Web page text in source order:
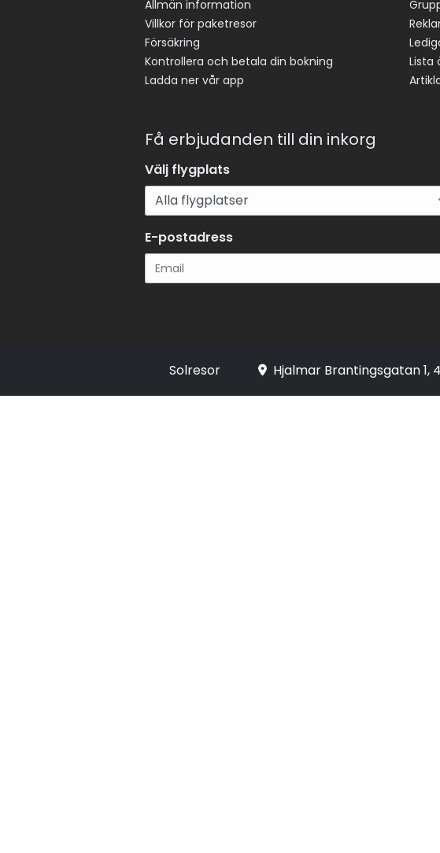
Allmän information
Villkor för paketresor
Försäkring
Kontrollera och betala din bokning
Ladda ner vår app
Lista
Få erbjudanden till din inkorg
Välj flygplats
E-postadress
Solresor Hjalmar Brantingsgatan 1,